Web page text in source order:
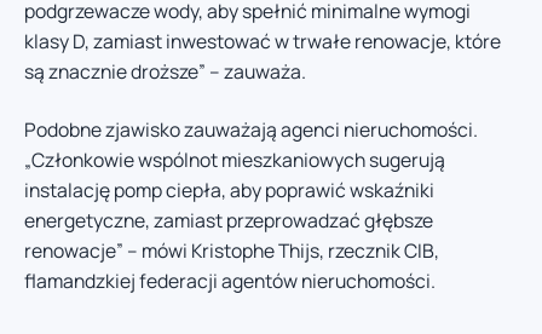
podgrzewacze wody, aby spełnić minimalne wymogi
klasy D, zamiast inwestować w trwałe renowacje, które
są znacznie droższe” – zauważa.
Podobne zjawisko zauważają agenci nieruchomości.
„Członkowie wspólnot mieszkaniowych sugerują
instalację pomp ciepła, aby poprawić wskaźniki
energetyczne, zamiast przeprowadzać głębsze
renowacje” – mówi Kristophe Thijs, rzecznik CIB,
flamandzkiej federacji agentów nieruchomości.